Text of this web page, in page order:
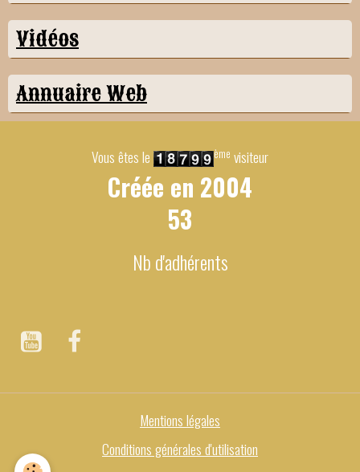
Vidéos
Annuaire Web
Vous êtes le ème visiteur
Créée en 2004
53
Nb d'adhérents
Mentions légales
Conditions générales d'utilisation